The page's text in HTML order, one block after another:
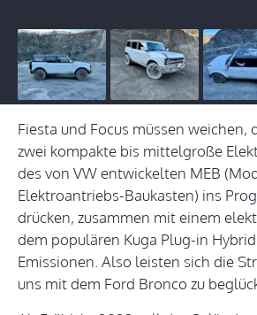
Fiesta und Focus müssen weichen,
zwei kompakte bis mittelgroße
des von VW entwickelten MEB
Elektroantriebs-Baukasten) ins
drücken, zusammen mit einem
dem populären Kuga Plug-in
Emissionen. Also leisten sich die
uns mit dem Ford Bronco zu